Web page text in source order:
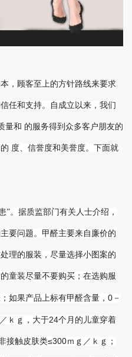
，顾客至上的方针路线来要求
任和支持。自成立以来，我们
量和 的服务得到众多客户朋友的
度、信誉度和美誉度。下面就
”。据质监部门有关人士介绍，
要问题。甲醛主要来自廉价的
理的服装，尽量选择小图案的
童装尽量不要购买；在选购服
如果产品上标有甲醛含量， 0 －
ｋｇ，大于24个月的儿童穿着
接触皮肤类≤300ｍｇ／ｋｇ；